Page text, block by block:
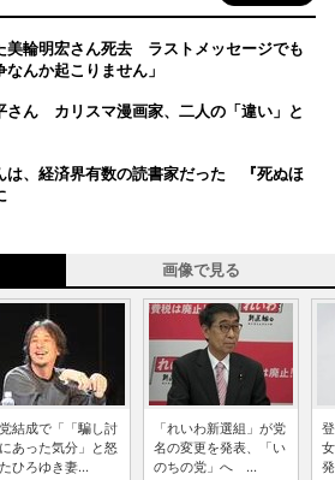
美輪明宏さん死去 ラストメッセージでも
んか起こりません」
さん カリスマ漫画家、二人の「違い」と
は、経済界有数の読書家だった 『死ぬほ
画像で見る
結成で「「騙し討
あった気分」と怒
ひろゆき妻...
「れいわ新選組」が党
名の変更を発表、「い
のちの党」へ ...